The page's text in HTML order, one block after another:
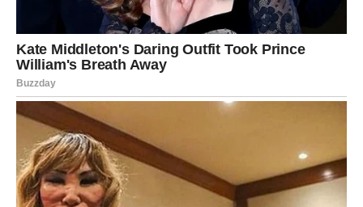
Njezina antimikrobna svojstva čine je vrijednim prirodnim
rješenjem za borbu protiv infekcija. Tradicionalno, kadulja se
koristila za liječenje bolesti poput upale grla, kašlja, prehlade i
upale u ustima i grlu. Grgljanjem čaja od kadulje pojedinci
mogu pronaći olakšanje od upale grla i doživjeti smanjenje
upale.
Kadulja posjeduje snažna protuupalna svojstva, što je čini
korisnom za liječenje stanja karakteriziranih upalom, poput
artritisa. Osim toga, poznat je po povoljnom utjecaju na